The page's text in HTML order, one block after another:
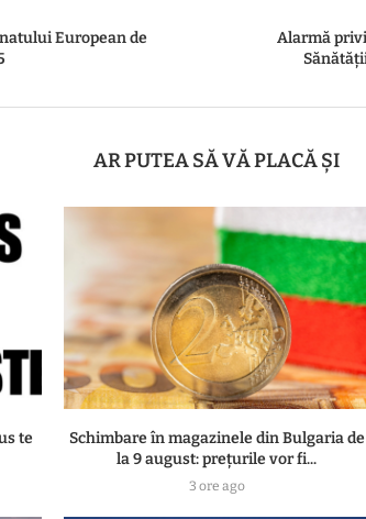
European de
Alarmă
AR PUTEA SĂ VĂ PLACĂ ȘI
te
Schimbare în magazinele din Bulgaria de
la 9 august: prețurile vor fi...
3 ore ago